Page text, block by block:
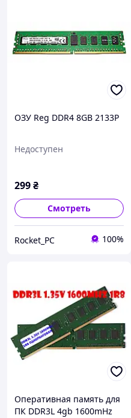
ОЗУ Reg DDR4 8GB 2133P
Недоступен
299₴
Смотреть
Rocket_PC 100%
Оперативная память для
ПК DDR3L 4gb 1600mHz